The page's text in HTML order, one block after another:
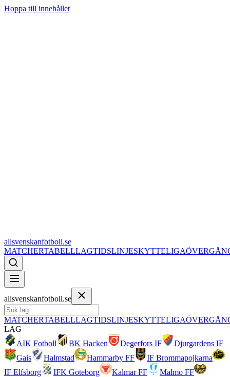
Hoppa till innehållet
allsvenskanfotboll.se
MATCHERTABELLLAGTIDSLINJESKYTTELIGA
allsvenskanfotboll.se
MATCHERTABELLLAGTIDSLINJESKYTTELIGA
LAG
AIK Fotboll
BK Hacken Degerfors IF
Djurgardens IF
Gais
Halmstad Hammarby FF
IF Brommapojkarna
IF Elfsborg
IFK Goteborg Kalmar FF
Malmo FF